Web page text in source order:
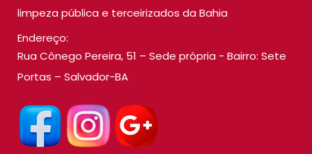
limpeza pública e terceirizados da Bahia
Endereço:
Rua Cônego Pereira, 51 – Sede própria - Bairro: Sete
Portas – Salvador-BA